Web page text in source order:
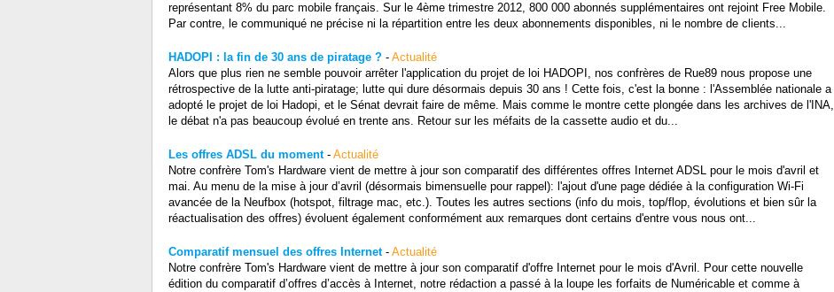
représentant 8% du parc mobile français. Sur le 4ème trimestre 2012, 800 000 abonnés supplémentaires ont rejoint Free Mobile.
Par contre, le communiqué ne précise ni la répartition entre les deux abonnements disponibles, ni le nombre de clients...
HADOPI : la fin de 30 ans de piratage ?- Actualité
Alors que plus rien ne semble pouvoir arrêter l'application du projet de loi HADOPI, nos confrères de Rue89 nous propose une
rétrospective de la lutte anti-piratage; lutte qui dure désormais depuis 30 ans ! Cette fois, c'est la bonne : l'Assemblée nationale a
adopté le projet de loi Hadopi, et le Sénat devrait faire de même. Mais comme le montre cette plongée dans les archives de l'INA,
le débat n'a pas beaucoup évolué en trente ans. Retour sur les méfaits de la cassette audio et du...
Les offres ADSL du moment- Actualité
Notre confrère Tom's Hardware vient de mettre à jour son comparatif des différentes offres Internet ADSL pour le mois d'avril et
mai. Au menu de la mise à jour d’avril (désormais bimensuelle pour rappel): l'ajout d'une page dédiée à la configuration Wi-Fi
avancée de la Neufbox (hotspot, filtrage mac, etc.). Toutes les autres sections (info du mois, top/flop, évolutions et bien sûr la
réactualisation des offres) évoluent également conformément aux remarques dont certains d'entre vous nous ont...
Comparatif mensuel des offres Internet- Actualité
Notre confrère Tom's Hardware vient de mettre à jour son comparatif d'offre Internet pour le mois d'Avril. Pour cette nouvelle
édition du comparatif d’offres d’accès à Internet, notre rédaction a passé à la loupe les forfaits de Numéricable et comme à